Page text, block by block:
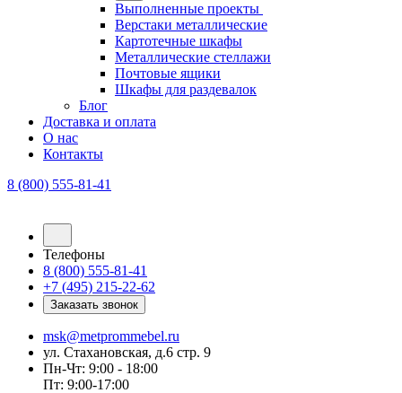
Выполненные проекты
Верстаки металлические
Картотечные шкафы
Металлические стеллажи
Почтовые ящики
Шкафы для раздевалок
Блог
Доставка и оплата
О нас
Контакты
8 (800) 555-81-41
Телефоны
8 (800) 555-81-41
+7 (495) 215-22-62
Заказать звонок
msk@metprommebel.ru
ул. Стахановская, д.6 стр. 9
Пн-Чт: 9:00 - 18:00
Пт: 9:00-17:00